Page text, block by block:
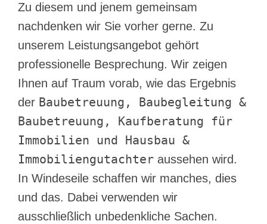
Zu diesem und jenem gemeinsam
nachdenken wir Sie vorher gerne. Zu
unserem Leistungsangebot gehört
professionelle Besprechung. Wir zeigen
Ihnen auf Traum vorab, wie das Ergebnis
der Baubetreuung, Baubegleitung &
Baubetreuung, Kaufberatung für
Immobilien und Hausbau &
Immobiliengutachter aussehen wird.
In Windeseile schaffen wir manches, dies
und das. Dabei verwenden wir
ausschließlich unbedenkliche Sachen.